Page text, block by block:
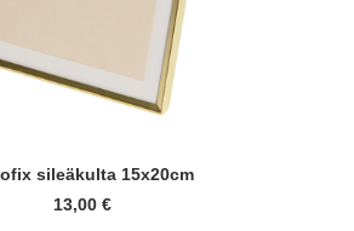
LISÄÄ OSTOSKORIIN
sileäkulta 15x20cm
13,00 €